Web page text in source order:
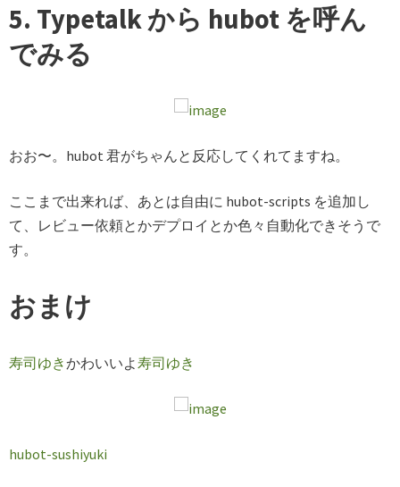
5. Typetalk から hubot を呼ん
でみる
おお〜。hubot 君がちゃんと反応してくれてますね。
ここまで出来れば、あとは自由に hubot-scripts を追加し
て、レビュー依頼とかデプロイとか色々自動化できそうで
す。
おまけ
寿司ゆきかわいいよ寿司ゆき
hubot-sushiyuki